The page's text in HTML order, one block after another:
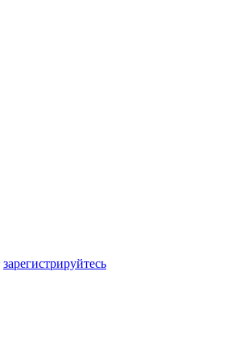
зарегистрируйтесь